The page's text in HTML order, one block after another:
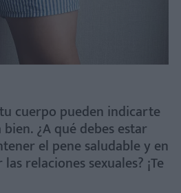
cuerpo pueden indicarte
¿A qué debes estar
el pene saludable y en
relaciones sexuales? ¡Te